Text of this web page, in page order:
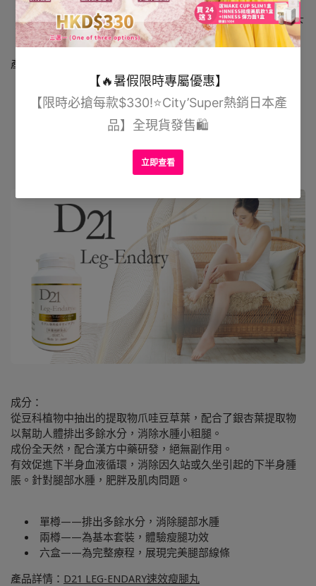
兩盒——為基本療程，增進乳房細胞，緊緻及提升胸型
三盒——為完整療程，維持膠原蛋白，恢復彈性，改善下
垂問題，增大效果保持永久
產品詳情：
D21 LEG-ENDARY 速效瘦腿丸
成分：
從豆科植物中抽出的提取物爪哇豆草葉，配合了銀杏葉提取物
以幫助人體排出多餘水分，消除水腫小粗腿。
成份全天然，配合漢方中藥研發，絕無副作用。
有效促進​​下半身血液循環，消除因久站或久坐引起的下半身腫
脹。針對腿部水腫，肥胖及肌肉問題。
單樽——排出多餘水分，消除腿部水腫
兩樽——為基本套裝，體驗瘦腿功效
六盒——為完整療程，展現完美腿部線條
產品詳情： D21 LEG-ENDARY速效瘦腿丸